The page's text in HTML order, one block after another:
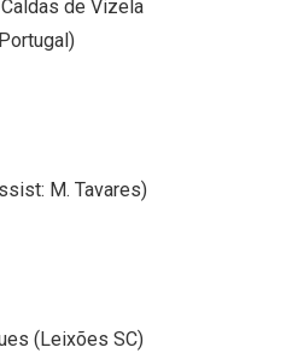
de Vizela
M. Tavares)
(Leixões SC)